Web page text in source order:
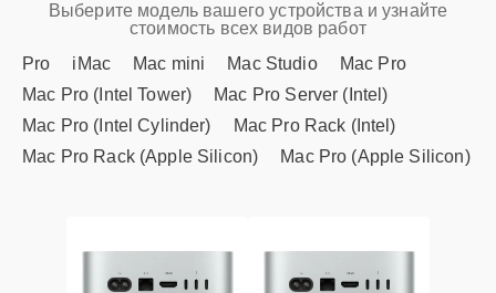
Выберите модель вашего устройства и узнайте
стоимость всех видов работ
Pro
iMac Mac mini Mac Studio
Mac Pro
Mac Pro (Intel Tower)
Mac Pro Server (Intel)
Mac Pro (Intel Cylinder)
Mac Pro Rack (Intel)
Mac Pro Rack (Apple Silicon)
Mac Pro (Apple Silicon)